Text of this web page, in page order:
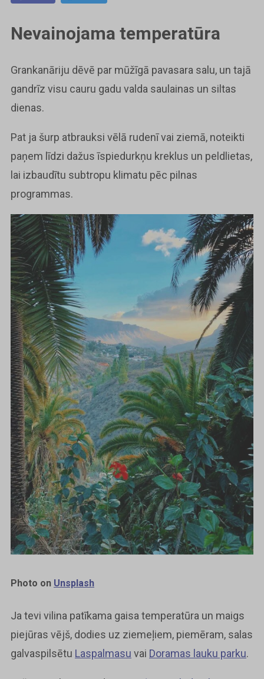
Nevainojama temperatūra
Grankanāriju dēvē par mūžīgā pavasara salu, un tajā
gandrīz visu cauru gadu valda saulainas un siltas
dienas.
Pat ja šurp atbrauksi vēlā rudenī vai ziemā, noteikti
paņem līdzi dažus īspiedurkņu kreklus un peldlietas,
lai izbaudītu subtropu klimatu pēc pilnas
programmas.
Photo on Unsplash
Ja tevi vilina patīkama gaisa temperatūra un maigs
piejūras vējš, dodies uz ziemeļiem, piemēram, salas
galvaspilsētu Laspalmasu vai Doramas lauku parku.